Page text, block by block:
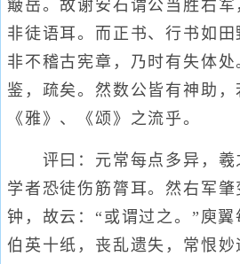
簸岳。故谢安石谓公当胜右
非徒语耳。而正书、行书如田
非不稽古宪章，乃时有失体
鉴，疏矣。然数公皆有神助
《雅》、《颂》之流乎。
评曰：元常每点多异，羲
学者恐徒伤筋膂耳。然右军
钟，故云：“或谓过之。”庾
伯英十纸，丧乱遗失，常恨